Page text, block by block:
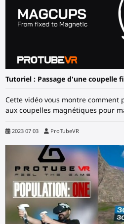
Tutoriel : Passage d'une coupelle
Cette vidéo vous montre comment
aux coupelles magnétiques pour
2023 07 03 ProTubeVR